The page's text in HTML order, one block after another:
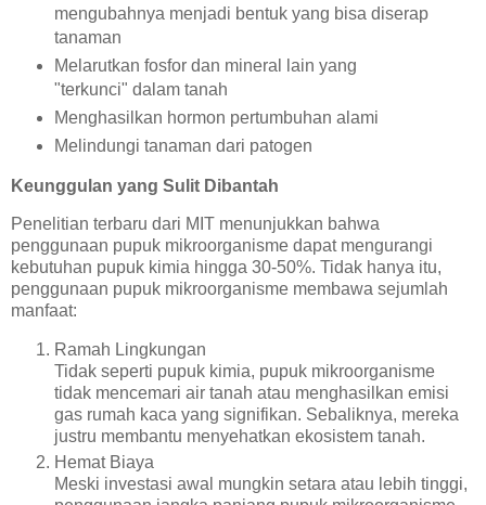
mengubahnya menjadi bentuk yang bisa diserap
tanaman
Melarutkan fosfor dan mineral lain yang
"terkunci" dalam tanah
Menghasilkan hormon pertumbuhan alami
Melindungi tanaman dari patogen
Keunggulan yang Sulit Dibantah
Penelitian terbaru dari MIT menunjukkan bahwa
penggunaan pupuk mikroorganisme dapat mengurangi
kebutuhan pupuk kimia hingga 30-50%. Tidak hanya itu,
penggunaan pupuk mikroorganisme membawa sejumlah
manfaat:
Ramah Lingkungan
Tidak seperti pupuk kimia, pupuk mikroorganisme
tidak mencemari air tanah atau menghasilkan emisi
gas rumah kaca yang signifikan. Sebaliknya, mereka
justru membantu menyehatkan ekosistem tanah.
Hemat Biaya
Meski investasi awal mungkin setara atau lebih tinggi,